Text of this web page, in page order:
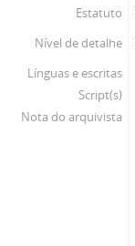
Estatuto
Nível de detalhe
Línguas e escritas
Script(s)
Nota do arquivista